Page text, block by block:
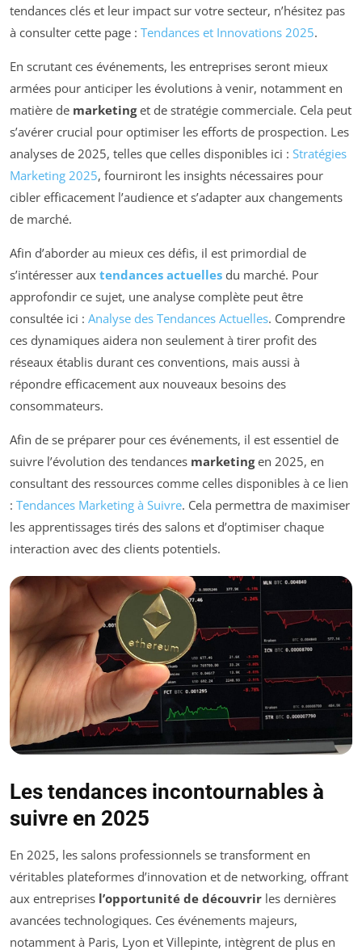
tendances clés et leur impact sur votre secteur, n’hésitez pas
à consulter cette page : Tendances et Innovations 2025.
En scrutant ces événements, les entreprises seront mieux
armées pour anticiper les évolutions à venir, notamment en
matière de marketinget de stratégie commerciale. Cela peut
s’avérer crucial pour optimiser les efforts de prospection. Les
analyses de 2025, telles que celles disponibles ici : Stratégies
Marketing 2025, fourniront les insights nécessaires pour
cibler efficacement l’audience et s’adapter aux changements
de marché.
Afin d’aborder au mieux ces défis, il est primordial de
s’intéresser aux tendances actuelles du marché. Pour
approfondir ce sujet, une analyse complète peut être
consultée ici : Analyse des Tendances Actuelles. Comprendre
ces dynamiques aidera non seulement à tirer profit des
réseaux établis durant ces conventions, mais aussi à
répondre efficacement aux nouveaux besoins des
consommateurs.
Afin de se préparer pour ces événements, il est essentiel de
suivre l’évolution des tendances marketingen 2025, en
consultant des ressources comme celles disponibles à ce lien
: Tendances Marketing à Suivre. Cela permettra de maximiser
les apprentissages tirés des salons et d’optimiser chaque
interaction avec des clients potentiels.
Les tendances incontournables à
suivre en 2025
En 2025, les salons professionnels se transforment en
véritables plateformes d’innovation et de networking, offrant
aux entreprises l’opportunité de découvrir les dernières
avancées technologiques. Ces événements majeurs,
notamment à Paris, Lyon et Villepinte, intègrent de plus en